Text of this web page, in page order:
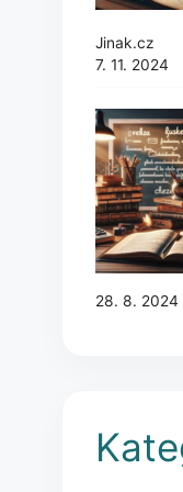
Jinak.cz
7. 11. 2024
28. 8. 2024